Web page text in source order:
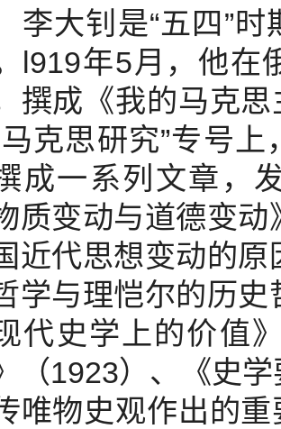
大钊是“五四”时
l919年5月，他在
撰成《我的马克
马克思研究”专号
成一系列文章，
质变动与道德变
近代思想变动的
学与理恺尔的历
代史学上的价值
（1923）、《史
唯物史观作出的